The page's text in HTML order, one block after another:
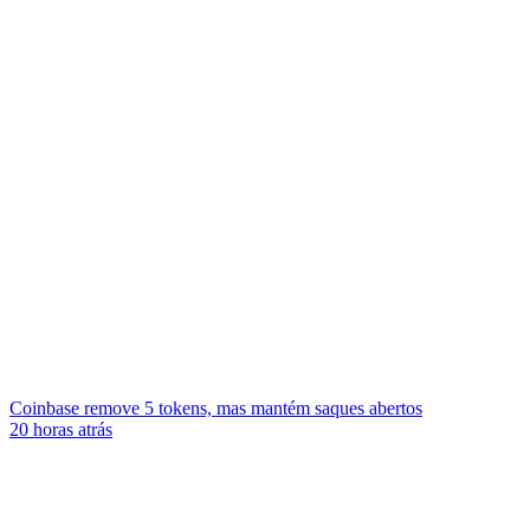
Coinbase remove 5 tokens, mas mantém saques abertos
20 horas atrás